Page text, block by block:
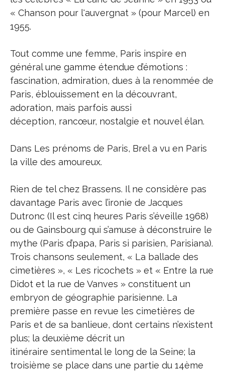
« Chanson pour l'auvergnat » (pour Marcel) en
1955.
Tout comme une femme, Paris inspire en
général une gamme étendue d’émotions :
fascination, admiration, dues à la renommée de
Paris, éblouissement en la découvrant,
adoration, mais parfois aussi
déception, rancœur, nostalgie et nouvel élan.
Dans Les prénoms de Paris, Brel a vu en Paris
la ville des amoureux.
Rien de tel chez Brassens. Il ne considère pas
davantage Paris avec l’ironie de Jacques
Dutronc (Il est cinq heures Paris s’éveille 1968)
ou de Gainsbourg qui s’amuse à déconstruire le
mythe (Paris d’papa, Paris si parisien, Parisiana).
Trois chansons seulement, « La ballade des
cimetières », « Les ricochets » et « Entre la rue
Didot et la rue de Vanves » constituent un
embryon de géographie parisienne. La
première passe en revue les cimetières de
Paris et de sa banlieue, dont certains n’existent
plus; la deuxième décrit un
itinéraire sentimental le long de la Seine; la
troisième se place dans une partie du 14ème